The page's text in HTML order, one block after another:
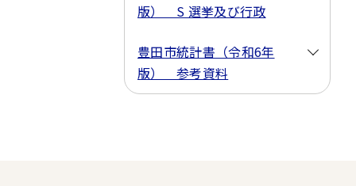
版） S 選挙及び行政
豊田市統計書（令和6年
版） 参考資料